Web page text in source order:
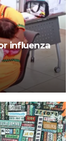
influenza